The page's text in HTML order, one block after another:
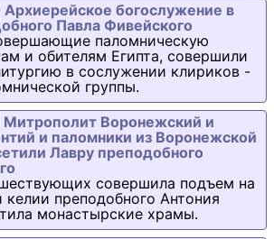
Архиерейское богослужение в
Павла Фивейского
паломническую
и обителям Египта, совершили
в сослужении клириков -
группы.
Митрополит Воронежский и
и паломники из Воронежской
Лавру преподобного
совершила подъем на
преподобного Антония
монастырские храмы.